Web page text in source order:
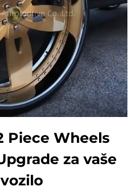
Piece Wheels
za vaše
vozilo